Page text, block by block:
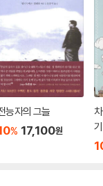
인 이 시대에 이 책
침을 제공할 것이며,
할 것이다.
민 교회, 유학생 교
, 소외된 외국인들을
, 이주민 사역자, 외국
는 디아스포라 선교
가 바람에 흩날리
들은 성령의 바람에
포라가 그 증거이다.
Missional Church를
능자의 그늘
% 17,100원